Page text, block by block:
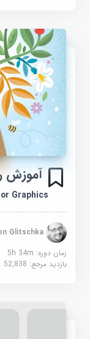
آموزش
Graphics
Von Glitschka
زمان دوره: 5h 34m
بازدید مرجع:52,838